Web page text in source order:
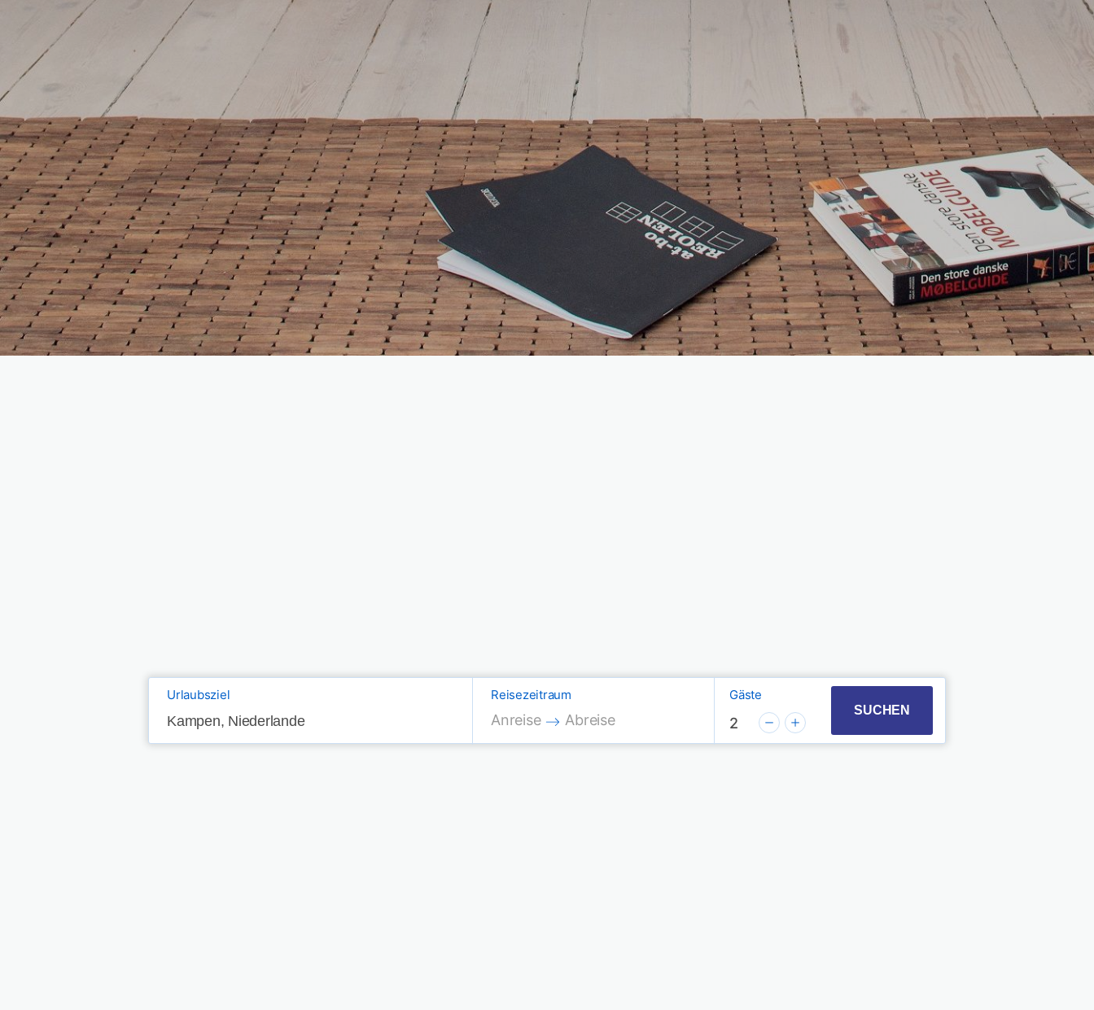
Urlaubsziel Reisezeitraum
Press the down arrow key to interact with the calendar and select a date. Press the
Anreise
Press the down arrow key to interact with the calendar and select a date.
Abreise
Gäste
2
SUCHEN